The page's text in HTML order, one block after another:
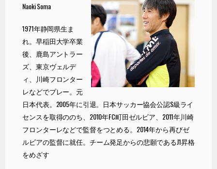
Naoki Soma
1971年静岡県生ま
れ。早稲田大学卒業
後、鹿島アントラー
ズ、東京ヴェルデ
ィ、川崎フロンター
レなどでプレー。元
日本代表。2005年に引退。日本サッカー協会公認S級ライ
センスを取得ののち、2010年FC町田ゼルビア、2011年川崎
フロンターレなどで監督をつとめる。2014年から再びゼ
ルビアの監督に就任。チーム発足からの悲願であるJ1昇格
をめざす